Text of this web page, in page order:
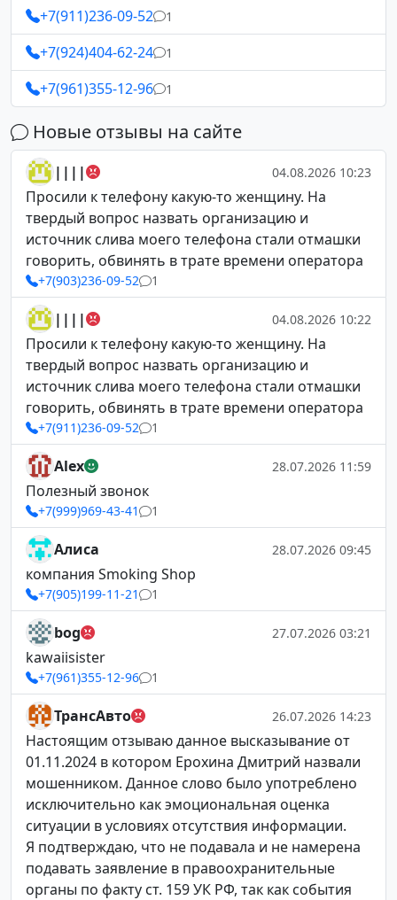
+7(911)236-09-52 1
+7(924)404-62-24 1
+7(961)355-12-96 1
Новые отзывы на сайте
|||| 04.08.2026 10:23
Просили к телефону какую-то женщину. На
твердый вопрос назвать организацию и
источник слива моего телефона стали отмашки
говорить, обвинять в трате времени оператора
+7(903)236-09-52 1
|||| 04.08.2026 10:22
Просили к телефону какую-то женщину. На
твердый вопрос назвать организацию и
источник слива моего телефона стали отмашки
говорить, обвинять в трате времени оператора
+7(911)236-09-52 1
Alex 28.07.2026 11:59
Полезный звонок
+7(999)969-43-41 1
Алиса 28.07.2026 09:45
компания Smoking Shop
+7(905)199-11-21 1
bog 27.07.2026 03:21
kawaiisister
+7(961)355-12-96 1
ТрансАвто 26.07.2026 14:23
Настоящим отзываю данное высказывание от
01.11.2024 в котором Ерохина Дмитрий назвали
мошенником. Данное слово было употреблено
исключительно как эмоциональная оценка
ситуации в условиях отсутствия информации.
Я подтверждаю, что не подавала и не намерена
подавать заявление в правоохранительные
органы по факту ст. 159 УК РФ, так как события